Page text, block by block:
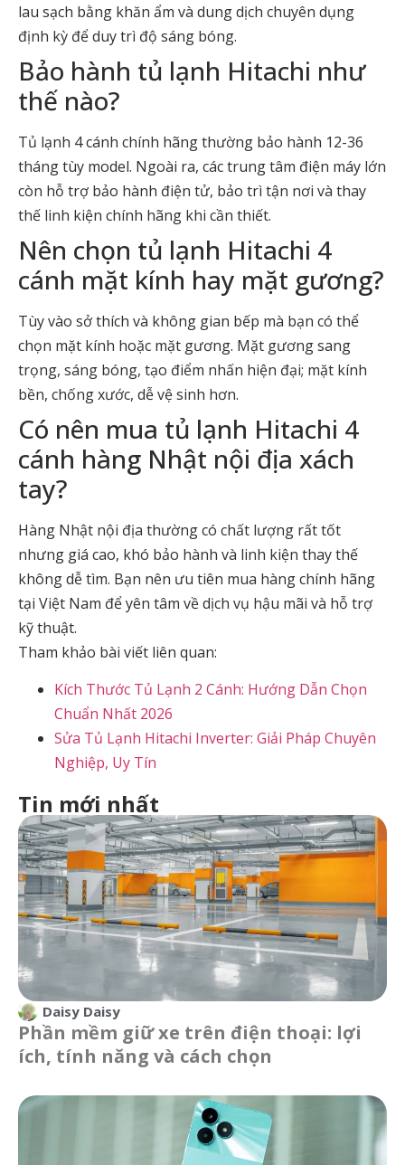
lau sạch bằng khăn ẩm và dung dịch chuyên dụng
định kỳ để duy trì độ sáng bóng.
Bảo hành tủ lạnh Hitachi như
thế nào?
Tủ lạnh 4 cánh chính hãng thường bảo hành 12-36
tháng tùy model. Ngoài ra, các trung tâm điện máy lớn
còn hỗ trợ bảo hành điện tử, bảo trì tận nơi và thay
thế linh kiện chính hãng khi cần thiết.
Nên chọn tủ lạnh Hitachi 4
cánh mặt kính hay mặt gương?
Tùy vào sở thích và không gian bếp mà bạn có thể
chọn mặt kính hoặc mặt gương. Mặt gương sang
trọng, sáng bóng, tạo điểm nhấn hiện đại; mặt kính
bền, chống xước, dễ vệ sinh hơn.
Có nên mua tủ lạnh Hitachi 4
cánh hàng Nhật nội địa xách
tay?
Hàng Nhật nội địa thường có chất lượng rất tốt
nhưng giá cao, khó bảo hành và linh kiện thay thế
không dễ tìm. Bạn nên ưu tiên mua hàng chính hãng
tại Việt Nam để yên tâm về dịch vụ hậu mãi và hỗ trợ
kỹ thuật.
Tham khảo bài viết liên quan:
Kích Thước Tủ Lạnh 2 Cánh: Hướng Dẫn Chọn
Chuẩn Nhất 2026
Sửa Tủ Lạnh Hitachi Inverter: Giải Pháp Chuyên
Nghiệp, Uy Tín
Tin mới nhất
Daisy Daisy
Phần mềm giữ xe trên điện thoại: lợi
ích, tính năng và cách chọn